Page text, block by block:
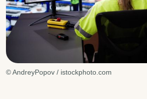
© AndreyPopov / istockphoto.com